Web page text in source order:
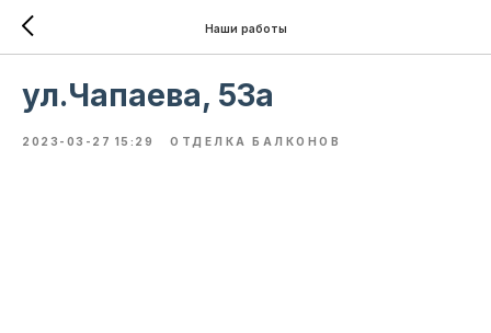
Наши работы
ул.Чапаева, 53а
2023-03-27 15:29 ОТДЕЛКА БАЛКОНОВ